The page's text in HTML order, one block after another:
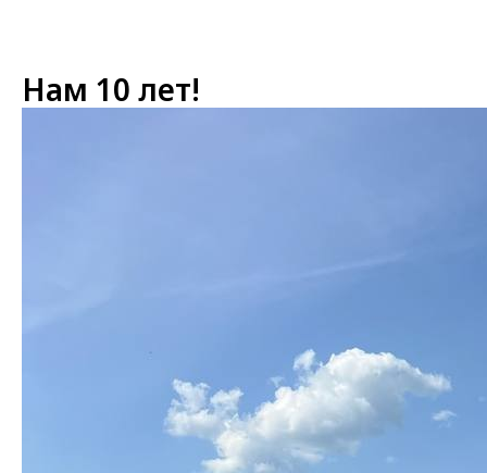
Нам 10 лет!